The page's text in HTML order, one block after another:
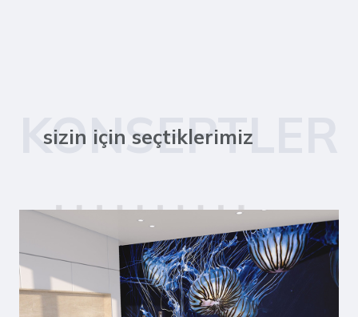
KONSEPTLER
sizin için seçtiklerimiz